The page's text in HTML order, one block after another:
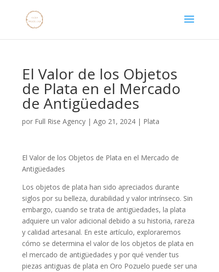
El Valor de los Objetos
de Plata en el Mercado
de Antigüedades
por Full Rise Agency| Ago 21, 2024| Plata
El Valor de los Objetos de Plata en el Mercado de
Antigüedades
Los objetos de plata han sido apreciados durante
siglos por su belleza, durabilidad y valor intrínseco. Sin
embargo, cuando se trata de antigüedades, la plata
adquiere un valor adicional debido a su historia, rareza
y calidad artesanal. En este artículo, exploraremos
cómo se determina el valor de los objetos de plata en
el mercado de antigüedades y por qué vender tus
piezas antiguas de plata en Oro Pozuelo puede ser una